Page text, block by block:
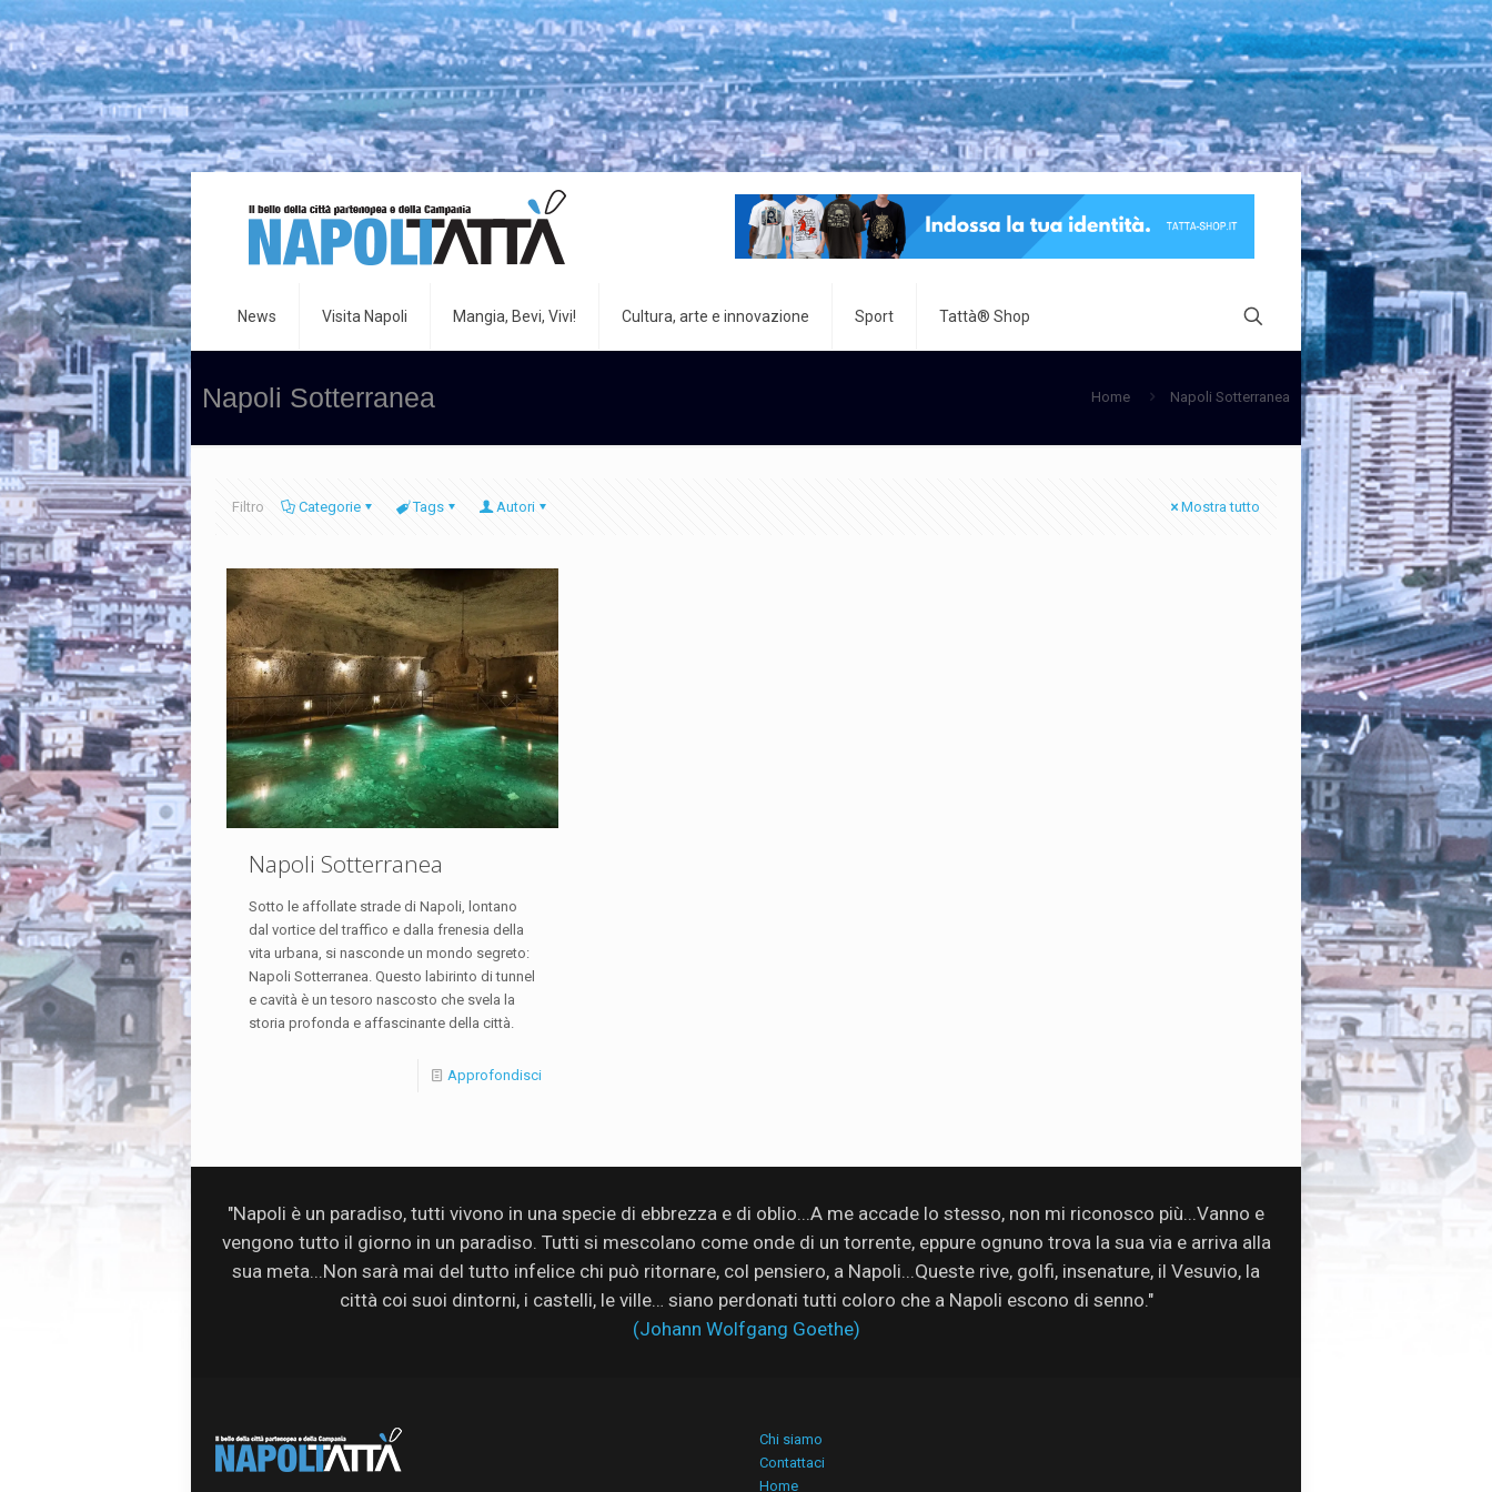
News Visita Napoli Mangia, Bevi, Vivi! Cultura, arte e innovazione Sport Tattà® Shop
Napoli Sotterranea Home Napoli Sotterranea
Filtro Categorie Tags Autori Mostra tutto
Napoli Sotterranea
Sotto le affollate strade di Napoli, lontano
dal vortice del traffico e dalla frenesia della
vita urbana, si nasconde un mondo segreto:
Napoli Sotterranea. Questo labirinto di tunnel
e cavità è un tesoro nascosto che svela la
storia profonda e affascinante della città.
Approfondisci
"Napoli è un paradiso, tutti vivono in una specie di ebbrezza e di oblio...A me accade lo stesso, non mi riconosco più...Vanno e
vengono tutto il giorno in un paradiso. Tutti si mescolano come onde di un torrente, eppure ognuno trova la sua via e arriva alla
sua meta...Non sarà mai del tutto infelice chi può ritornare, col pensiero, a Napoli...Queste rive, golfi, insenature, il Vesuvio, la
città coi suoi dintorni, i castelli, le ville… siano perdonati tutti coloro che a Napoli escono di senno."
(Johann Wolfgang Goethe)
Chi siamo
Contattaci
Home